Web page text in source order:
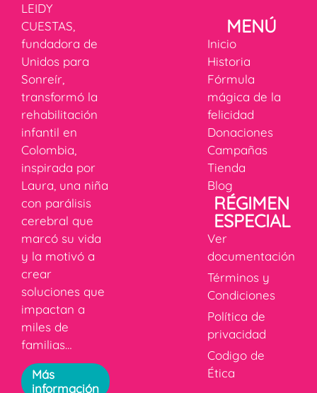
LEIDY
CUESTAS,
fundadora de
Unidos para
Sonreír,
transformó la
rehabilitación
infantil en
Colombia,
inspirada por
Laura, una niña
con parálisis
cerebral que
marcó su vida
y la motivó a
crear
soluciones que
impactan a
miles de
familias…
Más
información
MENÚ
Inicio
Historia
Fórmula
mágica de la
felicidad
Donaciones
Campañas
Tienda
Blog
RÉGIMEN
ESPECIAL
Ver
documentación
Términos y
Condiciones
Política de
privacidad
Codigo de
Ética